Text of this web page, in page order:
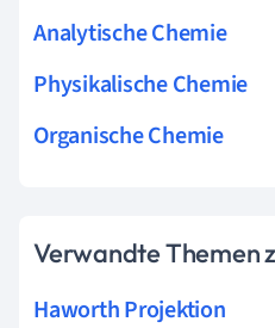
Analytische Chemie
Physikalische Chemie
Organische Chemie
Verwandte Themen
Haworth Projektion